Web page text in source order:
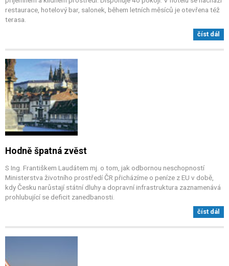
restaurace, hotelový bar, salonek, během letních měsíců je otevřena též
terasa.
číst dál
Hodně špatná zvěst
S Ing. Františkem Laudátem mj. o tom, jak odbornou neschopností
Ministerstva životního prostředí ČR přicházíme o peníze z EU v době,
kdy Česku narůstají státní dluhy a dopravní infrastruktura zaznamenává
prohlubující se deficit zanedbanosti.
číst dál